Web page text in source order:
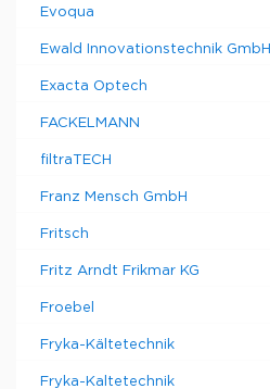
Evoqua
Ewald Innovationstechnik GmbH
Exacta Optech
FACKELMANN
filtraTECH
Franz Mensch GmbH
Fritsch
Fritz Arndt Frikmar KG
Froebel
Fryka-Kältetechnik
Fryka-Kaltetechnik